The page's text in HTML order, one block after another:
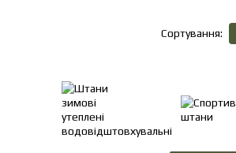
Сортування: